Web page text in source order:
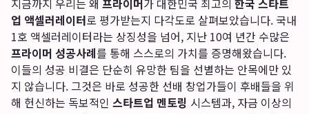
지금까지 우리는 왜 프라이머가 대한민국 최고의 한국 스타트
업 액셀러레이터로 평가받는지 다각도로 살펴보았습니다. 국내
1호 액셀러레이터라는 상징성을 넘어, 지난 10여 년간 수많은
프라이머 성공사례를 통해 스스로의 가치를 증명해왔습니다.
이들의 성공 비결은 단순히 유망한 팀을 선별하는 안목에만 있
지 않습니다. 그것은 바로 성공한 선배 창업가들이 후배들을 위
해 헌신하는 독보적인 스타트업 멘토링 시스템과, 자금 이상의